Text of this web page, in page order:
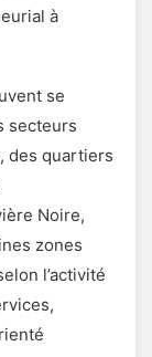
à
se
secteurs
des quartiers
Noire,
zones
l’activité